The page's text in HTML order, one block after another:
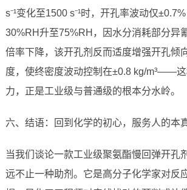
s⁻¹变化至1500 s⁻¹时，开孔率波动仅
30%RH升至75%RH，因水分消耗部分异
倍率下降，该开孔剂反而适度增强开孔倾
度，使终密度波动控制在±0.8 kg/m³——
力，正是工业级与普通级的根本分水岭。
六、结语：回到化学的初心，服务人的本
当我们谈论一款工业级聚氨酯慢回弹开孔
远不止一种助剂。它是高分子化学家对反